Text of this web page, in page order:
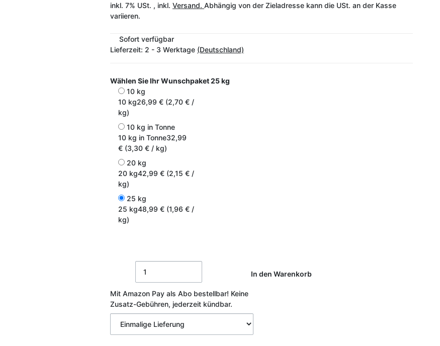
inkl. 7% USt. , inkl. Versand. Abhängig von der Zieladresse kann die USt. an der Kasse
variieren.
Sofort verfügbar
Lieferzeit: 2 - 3 Werktage (Deutschland)
Wählen Sie Ihr Wunschpaket25 kg
10 kg
10 kg26,99 € (2,70 € /
kg)
10 kg in Tonne
10 kg in Tonne32,99
€ (3,30 € / kg)
20 kg
20 kg42,99 € (2,15 € /
kg)
25 kg
25 kg48,99 € (1,96 € /
kg)
In den Warenkorb
Mit Amazon Pay als Abo bestellbar! Keine
Zusatz-Gebühren, jederzeit kündbar.